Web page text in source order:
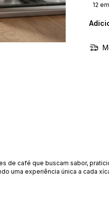
12
de café que buscam sabor,
uma experiência única a cada